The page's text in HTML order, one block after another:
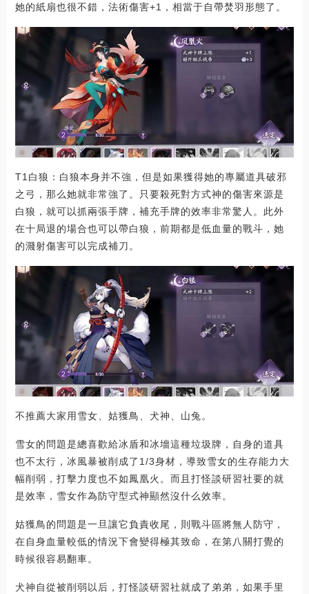
她的紙扇也很不錯，法術傷害+1，相當于自帶焚羽形態了。
T1白狼：白狼本身并不強，但是如果獲得她的專屬道具破邪
之弓，那么她就非常強了。只要殺死對方式神的傷害來源是
白狼，就可以抓兩張手牌，補充手牌的效率非常驚人。此外
在十局退的場合也可以帶白狼，前期都是低血量的戰斗，她
的濺射傷害可以完成補刀。
不推薦大家用雪女、姑獲鳥、犬神、山兔。
雪女的問題是總喜歡給冰盾和冰墻這種垃圾牌，自身的道具
也不太行，冰風暴被削成了1/3身材，導致雪女的生存能力大
幅削弱，打擊力度也不如鳳凰火。而且打怪談研習社要的就
是效率，雪女作為防守型式神顯然沒什么效率。
姑獲鳥的問題是一旦讓它負責收尾，則戰斗區將無人防守，
在自身血量較低的情況下會變得極其致命，在第八關打覺的
時候很容易翻車。
犬神自從被削弱以后，打怪談研習社就成了弟弟，如果手里